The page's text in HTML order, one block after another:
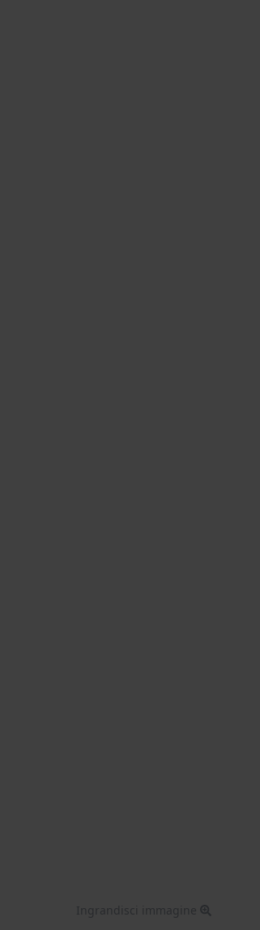
Ingrandisci immagine